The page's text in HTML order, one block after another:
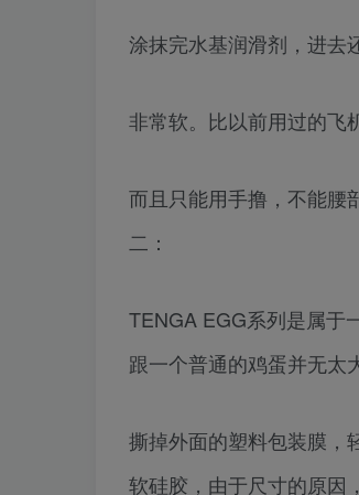
涂抹完水基润滑剂，进去
非常软。比以前用过的飞
而且只能用手撸，不能腰
二：
TENGA EGG系列是属于
跟一个普通的鸡蛋并无太
撕掉外面的塑料包装膜，
软硅胶，由于尺寸的原因